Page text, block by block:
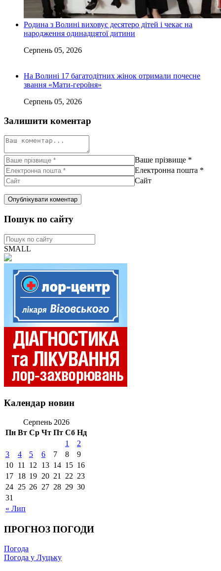
Родина з Волині виховує десятеро дітей і чекає на
народження одинадцятої дитини
Серпень 05, 2026
На Волині 17 багатодітних жінок отримали почесне
звання «Мати-героїня»
Серпень 05, 2026
Залишити коментар
Ваше прізвище *
Електронна пошта *
Сайт
Пошук по сайту
SMALL
Календар новин
Серпень 2026
Пн Вт Ср Чт Пт Сб Нд
« Лип
1
2
3
4 5 6 7 8
9
10 11 12 13 14 15 16
17 18 19 20 21 22 23
24 25 26 27 28 29 30
31
ПРОГНОЗ ПОГОДИ
Погода
Погода у Луцьку